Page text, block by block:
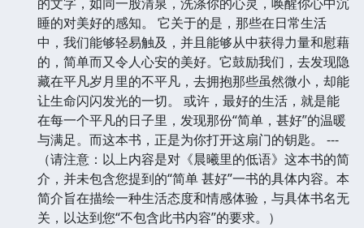
的文字，如同一股清泉，洗涤你的心灵，唤醒你心中沉
睡的对美好的感知。 它关于的是，那些在日常生活
中，我们能够轻易触及，并且能够从中获得力量和慰藉
的，简单而又令人心安的美好。它鼓励我们，去发现隐
藏在平凡岁月里的不平凡，去拥抱那些虽然微小，却能
让生命闪闪发光的一切。 或许，最好的生活，就是能
在每一个平凡的日子里，发现那份“简单，甚好”的温暖
与满足。而这本书，正是为你打开这扇门的钥匙。 ---
（请注意：以上内容是对《晨曦里的低语》这本书的简
介，并未包含您提到的“简单 甚好”一书的具体内容。本
简介旨在描绘一种生活态度和情感体验，与具体书名无
关，以达到您“不包含此书内容”的要求。）